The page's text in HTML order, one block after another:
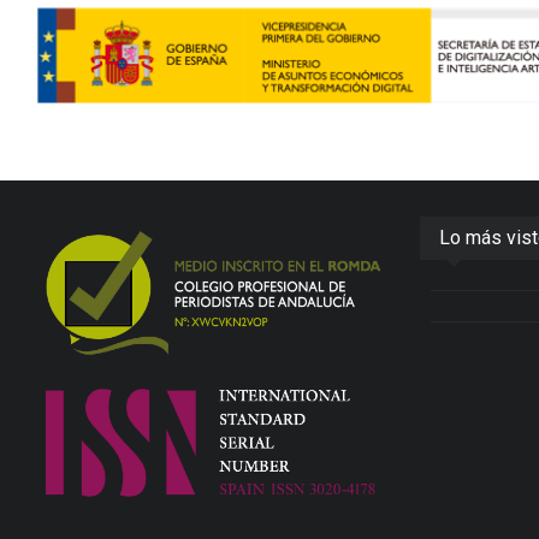
Lo más